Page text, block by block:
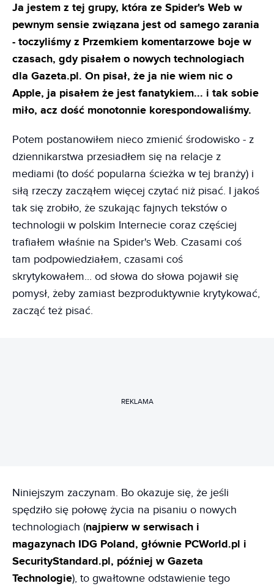
Ja jestem z tej grupy, która ze Spider's Web w
pewnym sensie związana jest od samego zarania
- toczyliśmy z Przemkiem komentarzowe boje w
czasach, gdy pisałem o nowych technologiach
dla Gazeta.pl. On pisał, że ja nie wiem nic o
Apple, ja pisałem że jest fanatykiem... i tak sobie
miło, acz dość monotonnie korespondowaliśmy.
Potem postanowiłem nieco zmienić środowisko - z
dziennikarstwa przesiadłem się na relacje z
mediami (to dość popularna ścieżka w tej branży) i
siłą rzeczy zacząłem więcej czytać niż pisać. I jakoś
tak się zrobiło, że szukając fajnych tekstów o
technologii w polskim Internecie coraz częściej
trafiałem właśnie na Spider's Web. Czasami coś
tam podpowiedziałem, czasami coś
skrytykowałem... od słowa do słowa pojawił się
pomysł, żeby zamiast bezproduktywnie krytykować,
zacząć też pisać.
REKLAMA
Niniejszym zaczynam. Bo okazuje się, że jeśli
spędziło się połowę życia na pisaniu o nowych
technologiach (najpierw w serwisach i
magazynach IDG Poland, głównie PCWorld.pl i
SecurityStandard.pl, później w Gazeta
Technologie), to gwałtowne odstawienie tego